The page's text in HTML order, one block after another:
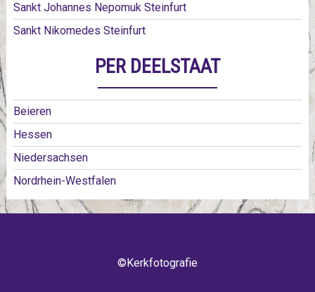
Sankt Johannes Nepomuk Steinfurt
Sankt Nikomedes Steinfurt
PER DEELSTAAT
Beieren
Hessen
Niedersachsen
Nordrhein-Westfalen
©Kerkfotografie